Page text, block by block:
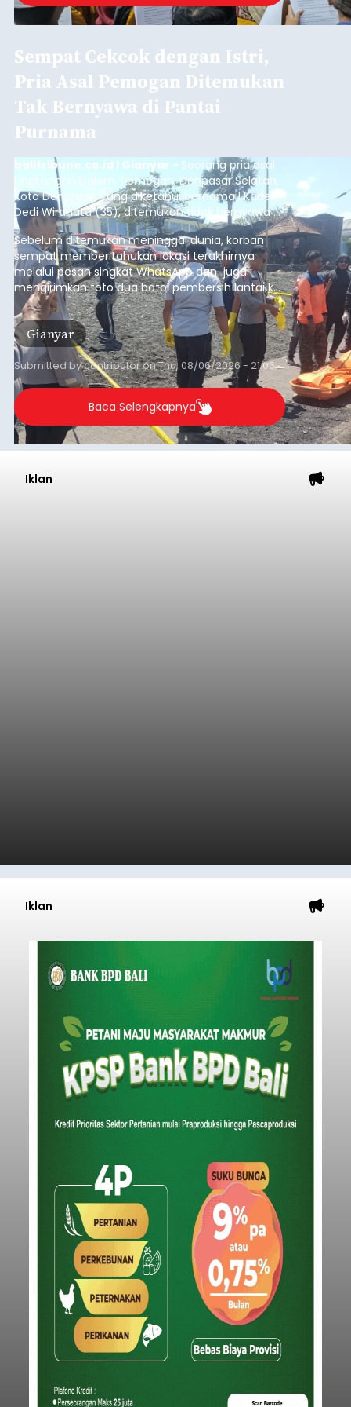
Sempat Cekcok dengan Istri,
Pria Asal Pemogan Ditemukan
Tak Bernyawa di Pantai
Purnama
balitribune.co.id I Gianyar - Seorang pria asal
Lingkungan Dalem, Pemogan, Denpasar Selatan,
Kota Denpasar, yang diketahui bernama I Kadek
Dedi Wiranata (35), ditemukan tidak bernyawa di
pesisir Pantai Purnama, Sukawati.
Sebelum ditemukan meninggal dunia, korban
sempat memberitahukan lokasi terakhirnya
melalui pesan singkat WhatsApp dan juga
mengirimkan foto dua botol pembersih lantai ke
istrinya.
Gianyar
Submitted bycontributoronThu, 08/06/2026 - 21:06
Baca Selengkapnya
Iklan
Iklan